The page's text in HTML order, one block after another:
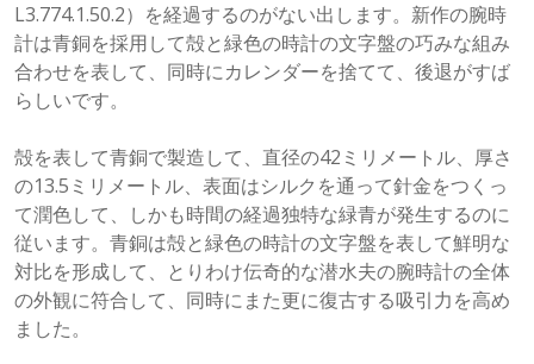
L3.774.1.50.2）を経過するのがない出します。新作の腕時
計は青銅を採用して殻と緑色の時計の文字盤の巧みな組み
合わせを表して、同時にカレンダーを捨てて、後退がすば
らしいです。
殻を表して青銅で製造して、直径の42ミリメートル、厚さ
の13.5ミリメートル、表面はシルクを通って針金をつくっ
て潤色して、しかも時間の経過独特な緑青が発生するのに
従います。青銅は殻と緑色の時計の文字盤を表して鮮明な
対比を形成して、とりわけ伝奇的な潜水夫の腕時計の全体
の外観に符合して、同時にまた更に復古する吸引力を高め
ました。